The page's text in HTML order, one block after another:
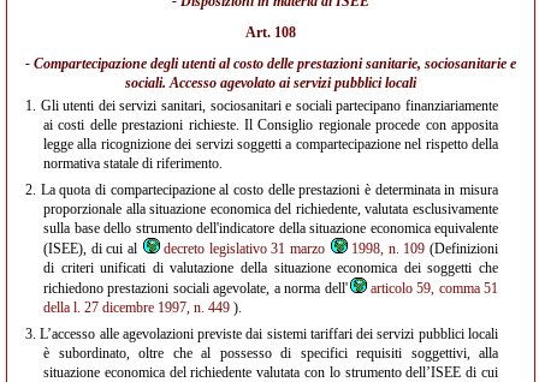
Art. 108
- Compartecipazione degli utenti al costo delle prestazioni sanitarie, sociosanitarie e
sociali. Accesso agevolato ai servizi pubblici locali
1. Gli utenti dei servizi sanitari, sociosanitari e sociali partecipano finanziariamente
ai costi delle prestazioni richieste. Il Consiglio regionale procede con apposita
legge alla ricognizione dei servizi soggetti a compartecipazione nel rispetto della
normativa statale di riferimento.
2. La quota di compartecipazione al costo delle prestazioni è determinata in misura
proporzionale alla situazione economica del richiedente, valutata esclusivamente
sulla base dello strumento dell'indicatore della situazione economica equivalente
(ISEE), di cui al
decreto legislativo 31 marzo 1998, n. 109 (Definizioni
di criteri unificati di valutazione della situazione economica dei soggetti che
richiedono prestazioni sociali agevolate, a norma dell'
articolo 59, comma 51
della l. 27 dicembre 1997, n. 449 ).
3. L’accesso alle agevolazioni previste dai sistemi tariffari dei servizi pubblici locali
è subordinato, oltre che al possesso di specifici requisiti soggettivi, alla
situazione economica del richiedente valutata con lo strumento dell’ISEE di cui